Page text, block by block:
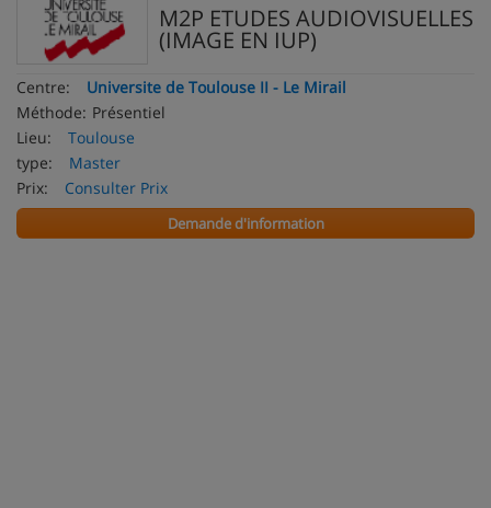
M2P ETUDES AUDIOVISUELLES
(IMAGE EN IUP)
Centre:
Universite de Toulouse II - Le Mirail
Méthode: Présentiel
Lieu:
Toulouse
type:
Master
Prix:
Consulter Prix
Demande d'information